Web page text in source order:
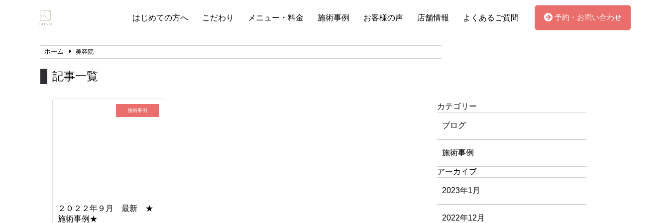
はじめての方へ こだわり メニュー・料金 施術事例 お客様の声 店舗情報 よくあるご質問 予約・お問い合わせ
ホーム 美容院
記事一覧
施術事例
２０２２年９月 最新 ★
施術事例★
カテゴリー
ブログ
施術事例
アーカイブ
2023年1月
2022年12月